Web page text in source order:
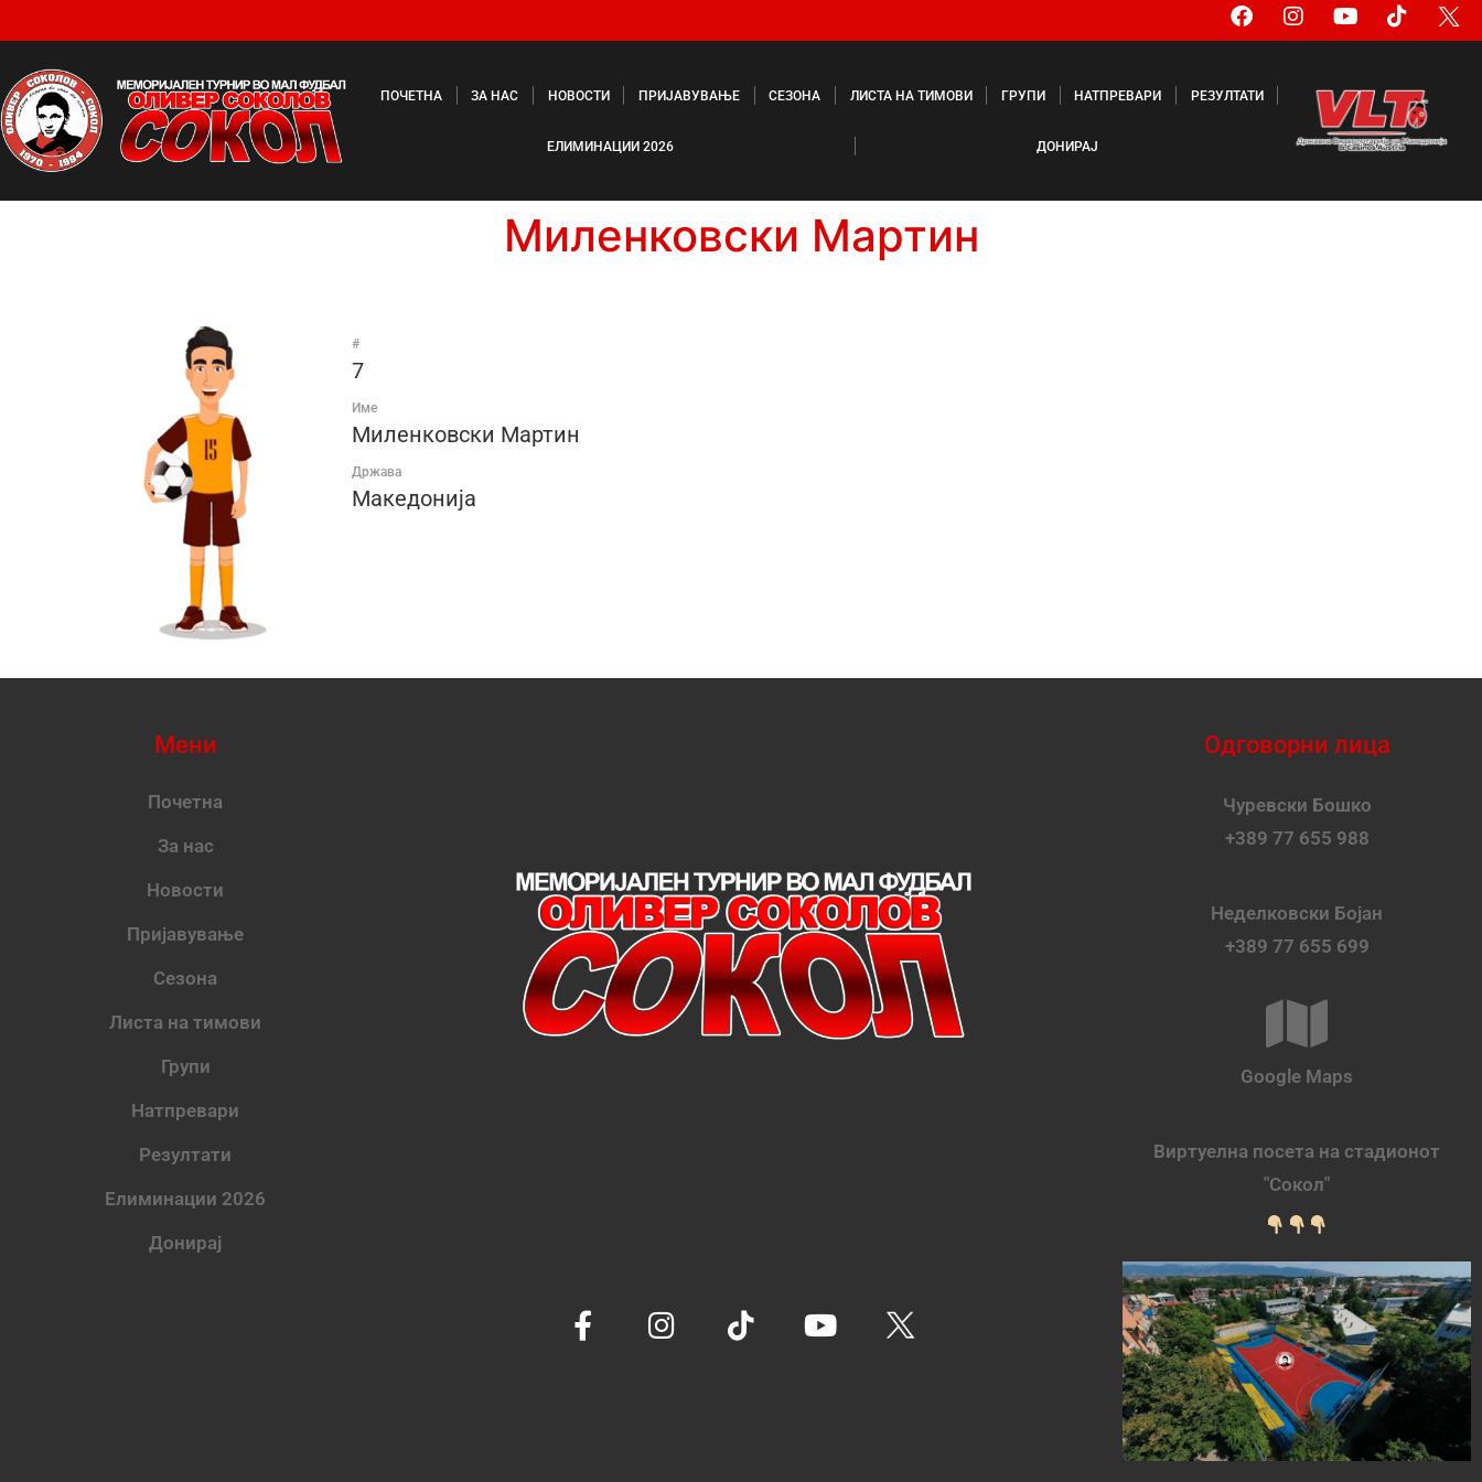
ПОЧЕТНА ЗА НАС НОВОСТИ ПРИЈАВУВАЊЕ СЕЗОНА ЛИСТА НА ТИМОВИ ГРУПИ НАТПРЕВАРИ РЕЗУЛТАТИ
ЕЛИМИНАЦИИ 2026 ДОНИРАЈ
Миленковски Мартин
#
7
Име
Миленковски Мартин
Држава
Македонија
Мени
Почетна
За нас
Новости
Пријавување
Сезона
Листа на тимови
Групи
Натпревари
Резултати
Елиминации 2026
Донирај
Одговорни лица
Чуревски Бошко
+389 77 655 988
Неделковски Бојан
+389 77 655 699
Google Maps
Виртуелна посета на стадионот
"Сокол"